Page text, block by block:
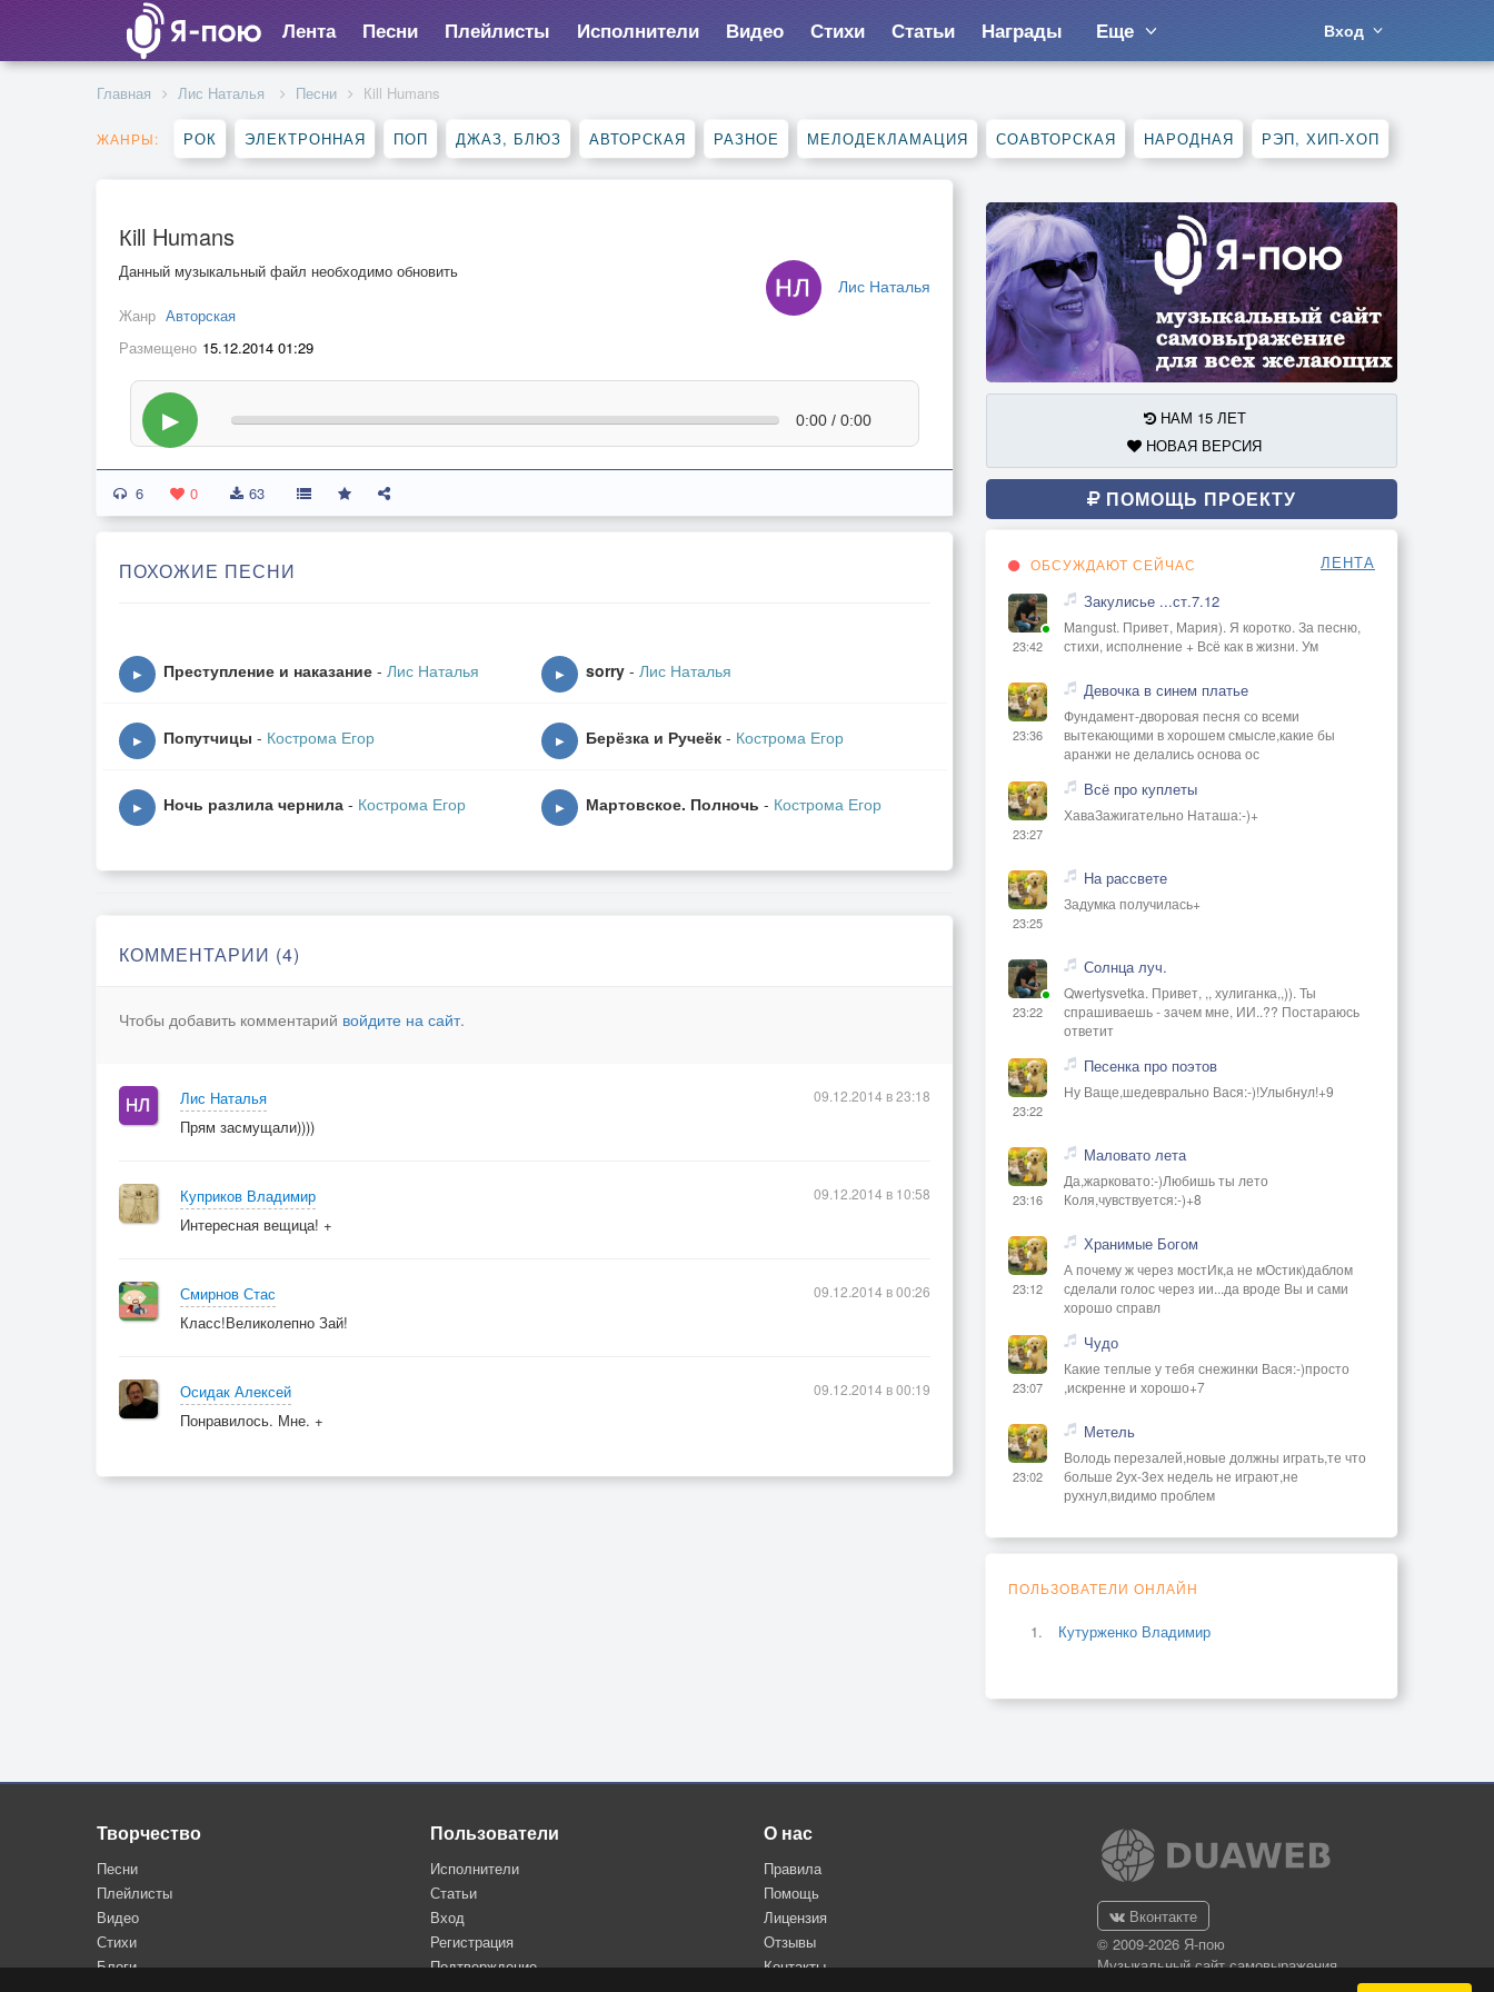
Лента Песни Плейлисты Исполнители Видео Стихи Статьи Награды Еще Вход
Главная Лис Наталья Песни Кill Humans
ЖАНРЫ: РОК ЭЛЕКТРОННАЯ ПОП ДЖАЗ, БЛЮЗ АВТОРСКАЯ РАЗНОЕ МЕЛОДЕКЛАМАЦИЯ СОАВТОРСКАЯ НАРОДНАЯ РЭП, ХИП-ХОП
Кill Humans
Лис Наталья
Данный музыкальный файл необходимо обновить
Жанр Авторская
Размещено 15.12.2014 01:29
▶ 0:00 / 0:00
6 0 63
ПОХОЖИЕ ПЕСНИ
▶ Преступление и наказание - Лис Наталья ▶ sorry - Лис Наталья
▶ Попутчицы - Кострома Егор ▶ Берёзка и Ручеёк - Кострома Егор
▶ Ночь разлила чернила - Кострома Егор ▶ Мартовское. Полночь - Кострома Егор
КОММЕНТАРИИ (4)
Чтобы добавить комментарий войдите на сайт.
Лис Наталья
Прям засмущали))))
09.12.2014 в 23:18
Куприков Владимир
Интересная вещица! +
09.12.2014 в 10:58
Смирнов Стас
Класс!Великолепно Зай!
09.12.2014 в 00:26
Осидак Алексей
Понравилось. Мне. +
09.12.2014 в 00:19
НАМ 15 ЛЕТ
НОВАЯ ВЕРСИЯ
ПОМОЩЬ ПРОЕКТУ
ОБСУЖДАЮТ СЕЙЧАС ЛЕНТА
23:42
Закулисье ...ст.7.12
Mangust. Привет, Мария). Я коротко. За песню,
стихи, исполнение + Всё как в жизни. Ум
23:36
Девочка в синем платье
Фундамент-дворовая песня со всеми
вытекающими в хорошем смысле,какие бы
аранжи не делались основа ос
23:27
Всё про куплеты
ХаваЗажигательно Наташа:-)+
23:25
На рассвете
Задумка получилась+
23:22
Солнца луч.
Qwertysvetka. Привет, ,, хулиганка,,)). Ты
спрашиваешь - зачем мне, ИИ..?? Постараюсь
ответит
23:22
Песенка про поэтов
Ну Ваще,шедеврально Вася:-)!Улыбнул!+9
23:16
Маловато лета
Да,жарковато:-)Любишь ты лето
Коля,чувствуется:-)+8
23:12
Хранимые Богом
А почему ж через мостИк,а не мОстик)даблом
сделали голос через ии...да вроде Вы и сами
хорошо справл
23:07
Чудо
Какие теплые у тебя снежинки Вася:-)просто
,искренне и хорошо+7
23:02
Метель
Володь перезалей,новые должны играть,те что
больше 2ух-3ех недель не играют,не
рухнул,видимо проблем
ПОЛЬЗОВАТЕЛИ ОНЛАЙН
Кутурженко Владимир
Творчество
Песни
Плейлисты
Видео
Стихи
Блоги
Пользователи
Исполнители
Статьи
Вход
Регистрация
Подтверждение
О нас
Правила
Помощь
Лицензия
Отзывы
Контакты
Вконтакте
© 2009-2026 Я-пою
Музыкальный сайт самовыражения